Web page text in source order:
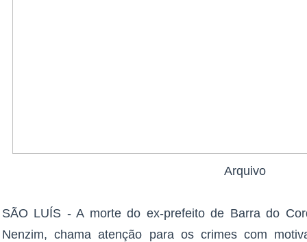
Arquivo
SÃO LUÍS - A morte do ex-prefeito de Barra do
Nenzim, chama atenção para os crimes com